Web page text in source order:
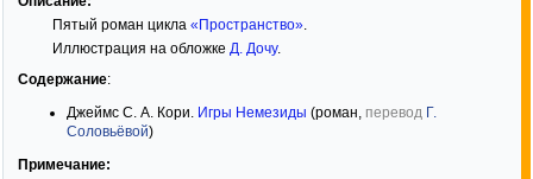
Пятый роман цикла «Пространство».
Иллюстрация на обложке Д. Дочу.
Содержание:
Джеймс С. А. Кори. Игры Немезиды (роман, перевод Г.
Соловьёвой)
Примечание: